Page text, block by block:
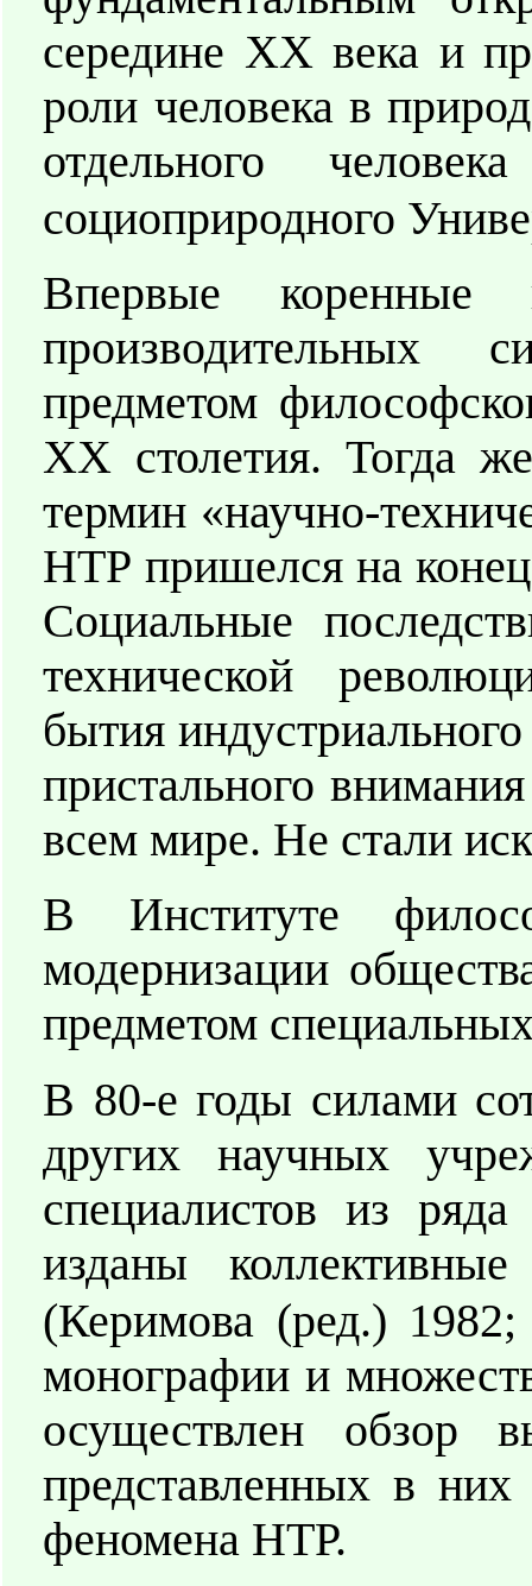
середине XX века и
роли человека в
отдельного
социоприродного
Впервые коренные
производительных
предметом
XX столетия. Тогда
термин «научно-
НТР пришелся на
Социальные
технической
бытия
пристального
всем мире. Не стали
В Институте
модернизации
предметом
В 80-е годы силами
других научных
специалистов из
изданы
(Керимова (ред.)
монографии и
осуществлен обзор
представленных в них
феномена НТР.